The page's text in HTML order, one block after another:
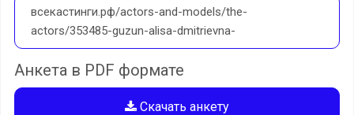
всекастинги.рф/actors-and-models/the-
actors/353485-guzun-alisa-dmitrievna-
Анкета в PDF формате
Скачать анкету